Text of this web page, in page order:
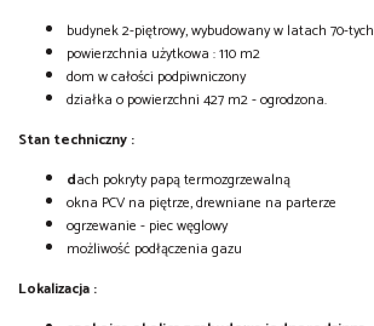
budynek 2-piętrowy, wybudowany w latach 70-tych
powierzchnia użytkowa : 110 m2
dom w całości podpiwniczony
działka o powierzchni 427 m2 - ogrodzona.
Stan techniczny :
dach pokryty papą termozgrzewalną
okna PCV na piętrze, drewniane na parterze
ogrzewanie - piec węglowy
możliwość podłączenia gazu
Lokalizacja :